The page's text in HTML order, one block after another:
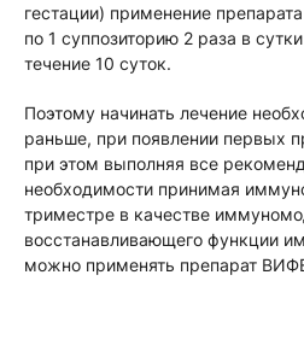
гестации) применение
по 1 суппозиторию 2 раза в
течение 10 суток.
Поэтому начинать лечение
раньше, при появлении первых
при этом выполняя все
необходимости принимая
триместре в качестве
восстанавливающего функции
можно применять препарат